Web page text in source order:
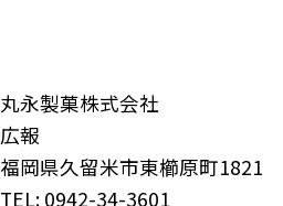
丸永製菓株式会社
広報
福岡県久留米市東櫛原町1821
TEL: 0942-34-3601